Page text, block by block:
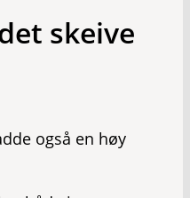
skeive
også en høy